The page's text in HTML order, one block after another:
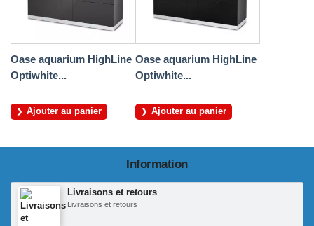
Oase aquarium HighLine
Optiwhite...
Ajouter au panier
Oase aquarium HighLine
Optiwhite...
Ajouter au panier
Information
Livraisons et retours
Livraisons et retours